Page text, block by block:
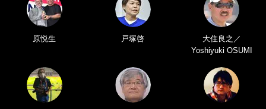
原悦生 戸塚啓
大住良之／
Yoshiyuki OSUMI